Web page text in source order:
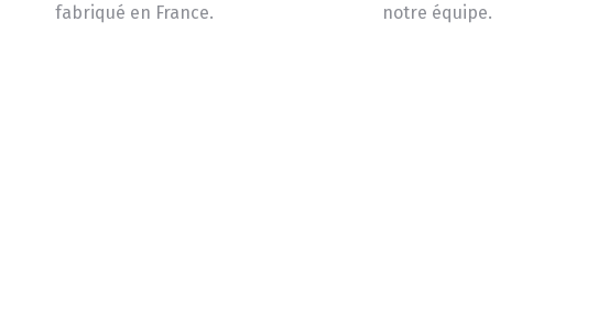
fabriqué en France.
notre équipe.